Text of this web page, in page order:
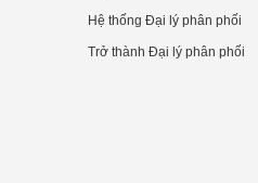
Hệ thống Đại lý phân phối
Trở thành Đại lý phân phối